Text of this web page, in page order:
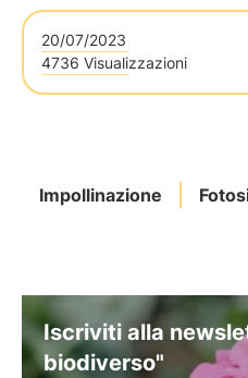
20/07/2023
4736 Visualizzazioni
Impollinazione
Iscriviti alla
biodiverso"